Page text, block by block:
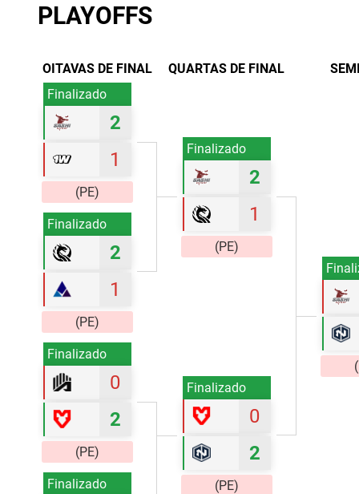
PLAYOFFS
QUARTAS DE FINAL
Finalizado
2
1
(PE)
Finalizado
0
2
(PE)
OITAVAS DE FINAL
Finalizado
2
1
(PE)
Finalizado
2
1
(PE)
Finalizado
0
2
(PE)
Finalizado